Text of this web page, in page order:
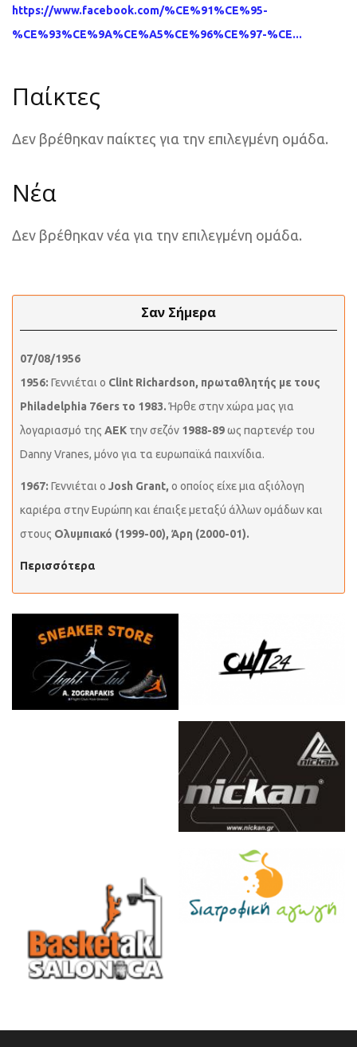
https://www.facebook.com/%CE%91%CE%95-
%CE%93%CE%9A%CE%A5%CE%96%CE%97-%CE...
Παίκτες
Δεν βρέθηκαν παίκτες για την επιλεγμένη ομάδα.
Νέα
Δεν βρέθηκαν νέα για την επιλεγμένη ομάδα.
Σαν Σήμερα
07/08/1956
1956: Γεννιέται ο Clint Richardson, πρωταθλητής με τους
Philadelphia 76ers το 1983.Ήρθε στην χώρα μας για
λογαριασμό της ΑΕΚ την σεζόν 1988-89ως παρτενέρ του
Danny Vranes, μόνο για τα ευρωπαϊκά παιχνίδια.
1967: Γεννιέται ο Josh Grant, ο οποίος είχε μια αξιόλογη
καριέρα στην Ευρώπη και έπαιξε μεταξύ άλλων ομάδων και
στους Ολυμπιακό (1999-00), Άρη (2000-01).
Περισσότερα